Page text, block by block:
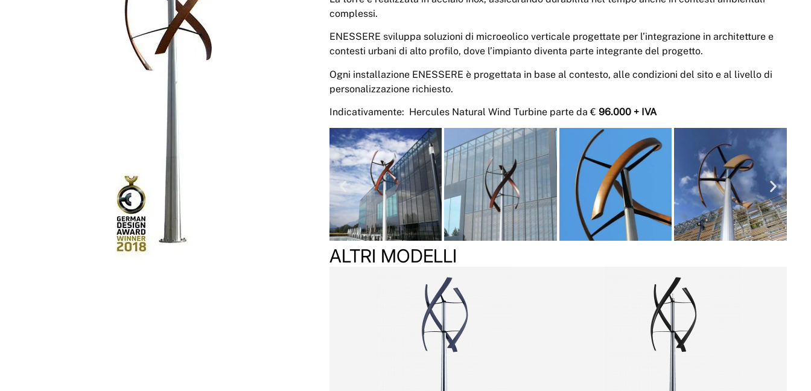
complessi.
ENESSERE sviluppa soluzioni di microeolico verticale progettate per l’integrazione in architetture e
contesti urbani di alto profilo, dove l’impianto diventa parte integrante del progetto.
Ogni installazione ENESSERE è progettata in base al contesto, alle condizioni del sito e al livello di
personalizzazione richiesto.
Indicativamente: Hercules Natural Wind Turbine parte da € 96.000 + IVA
ALTRI MODELLI